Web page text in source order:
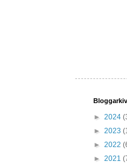
Bloggarkiv
► 2024
► 2023
► 2022
► 2021